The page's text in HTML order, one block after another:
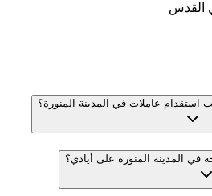
القدس
استقدام عاملات في المدينة المنورة؟
في المدينة المنورة على أيادي؟